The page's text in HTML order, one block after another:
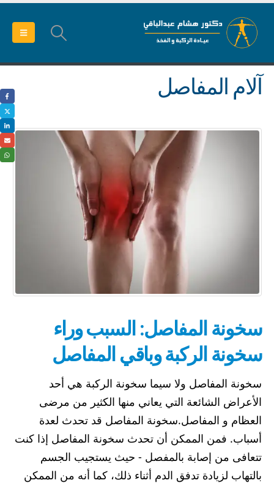
آلام المفاصل
سخونة المفاصل: السبب وراء
سخونة الركبة وباقي المفاصل
سخونة المفاصل ولا سيما سخونة الركبة هي أحد
الأعراض الشائعة التي يعاني منها الكثير من مرضى
العظام و المفاصل.سخونة المفاصل قد تحدث لعدة
أسباب. فمن الممكن أن تحدث سخونة المفاصل إذا كنت
تتعافى من إصابة بالمفصل - حيث يستجيب الجسم
بالتهاب لزيادة تدفق الدم أثناء ذلك، كما أنه من الممكن